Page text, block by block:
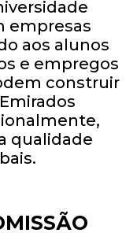
empresas
aos alunos
e empregos
construir
qualidade